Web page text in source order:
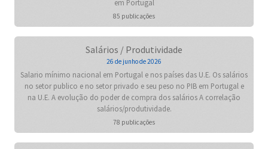
em Portugal
85 publicações
Salários / Produtividade
26 de junho de 2026
Salario mínimo nacional em Portugal e nos países das U.E. Os salários
no setor publico e no setor privado e seu peso no PIB em Portugal e
na U.E. A evolução do poder de compra dos salários A correlação
salários/produtividade.
78 publicações